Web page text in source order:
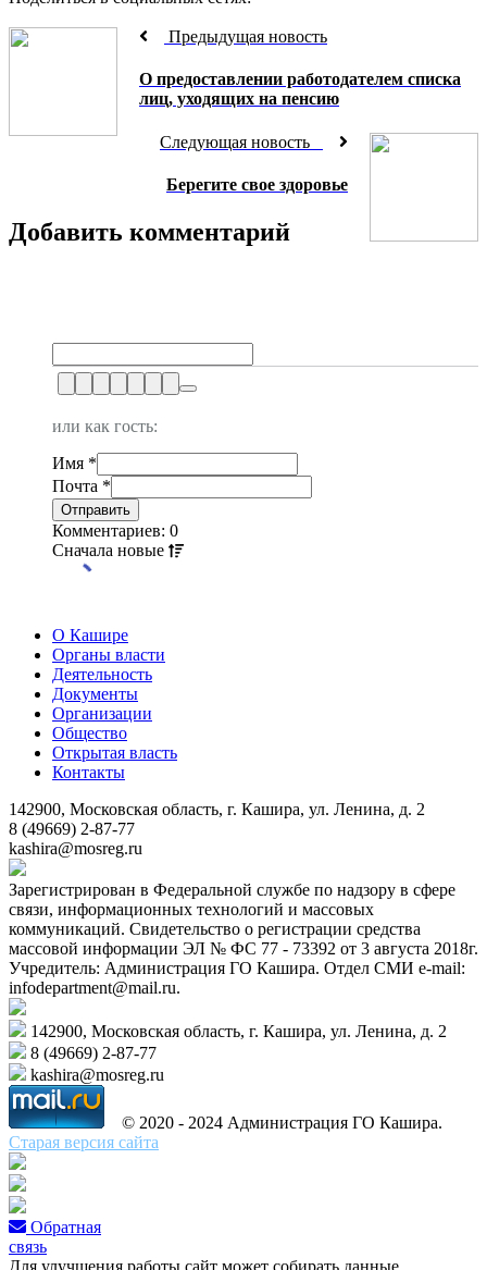
Предыдущая новость
О предоставлении работодателем списка
лиц, уходящих на пенсию
Следующая новость
Берегите свое здоровье
Добавить комментарий
или как гость:
Имя *
Почта *
Комментариев: 0
Сначала новые
О Кашире
Органы власти
Деятельность
Документы
Организации
Общество
Открытая власть
Контакты
142900, Московская область, г. Кашира, ул. Ленина, д. 2
8 (49669) 2-87-77
kashira@mosreg.ru
Зарегистрирован в Федеральной службе по надзору в сфере
связи, информационных технологий и массовых
коммуникаций. Свидетельство о регистрации средства
массовой информации ЭЛ № ФС 77 - 73392 от 3 августа 2018г.
Учредитель: Администрация ГО Кашира. Отдел СМИ e-mail:
infodepartment@mail.ru.
142900, Московская область, г. Кашира, ул. Ленина, д. 2
8 (49669) 2-87-77
kashira@mosreg.ru
© 2020 - 2024 Администрация ГО Кашира.
Старая версия сайта
Обратная
связь
Для улучшения работы сайт может собирать данные,